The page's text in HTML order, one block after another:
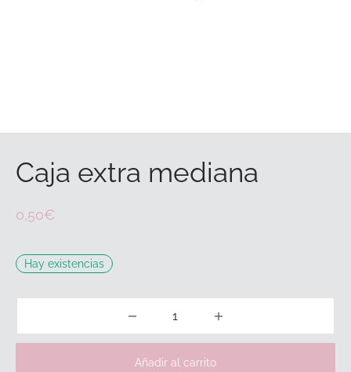
Caja extra mediana
0,50€
Hay existencias
Añadir al carrito